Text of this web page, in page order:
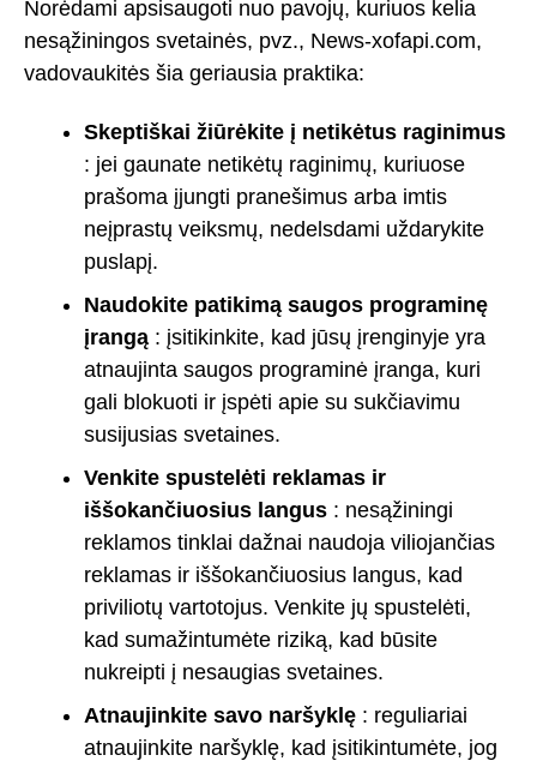
Norėdami apsisaugoti nuo pavojų, kuriuos kelia
nesąžiningos svetainės, pvz., News-xofapi.com,
vadovaukitės šia geriausia praktika:
Skeptiškai žiūrėkite į netikėtus raginimus
: jei gaunate netikėtų raginimų, kuriuose
prašoma įjungti pranešimus arba imtis
neįprastų veiksmų, nedelsdami uždarykite
puslapį.
Naudokite patikimą saugos programinę
įrangą : įsitikinkite, kad jūsų įrenginyje yra
atnaujinta saugos programinė įranga, kuri
gali blokuoti ir įspėti apie su sukčiavimu
susijusias svetaines.
Venkite spustelėti reklamas ir
iššokančiuosius langus : nesąžiningi
reklamos tinklai dažnai naudoja viliojančias
reklamas ir iššokančiuosius langus, kad
priviliotų vartotojus. Venkite jų spustelėti,
kad sumažintumėte riziką, kad būsite
nukreipti į nesaugias svetaines.
Atnaujinkite savo naršyklę : reguliariai
atnaujinkite naršyklę, kad įsitikintumėte, jog